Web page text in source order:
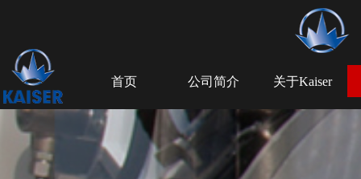
首页 公司简介 关于Kaiser